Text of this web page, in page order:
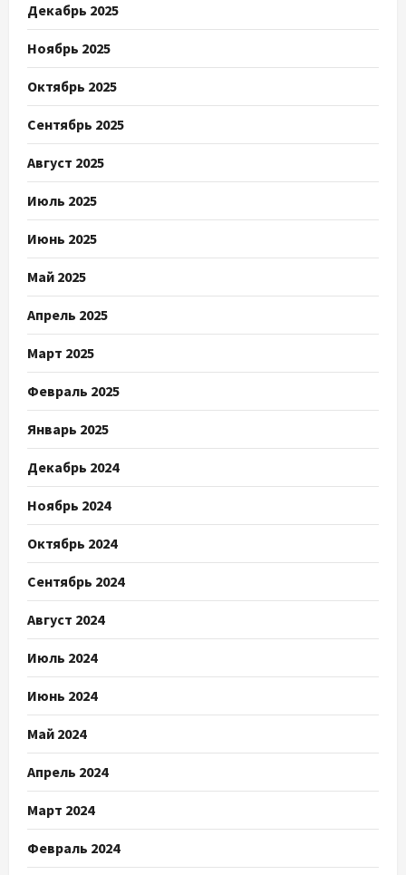
Декабрь 2025
Ноябрь 2025
Октябрь 2025
Сентябрь 2025
Август 2025
Июль 2025
Июнь 2025
Май 2025
Апрель 2025
Март 2025
Февраль 2025
Январь 2025
Декабрь 2024
Ноябрь 2024
Октябрь 2024
Сентябрь 2024
Август 2024
Июль 2024
Июнь 2024
Май 2024
Апрель 2024
Март 2024
Февраль 2024